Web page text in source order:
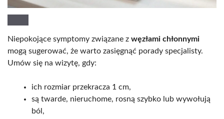
Niepokojące symptomy związane z węzłami chłonnymi
mogą sugerować, że warto zasięgnąć porady specjalisty.
Umów się na wizytę, gdy:
ich rozmiar przekracza 1 cm,
są twarde, nieruchome, rosną szybko lub wywołują
ból,